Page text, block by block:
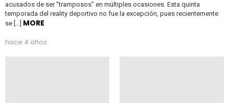
acusados ​​​​de ser “tramposos” en múltiples ocasiones. Esta quinta
temporada del reality deportivo no fue la excepción, pues recientemente
se […] MORE
hace 4 años